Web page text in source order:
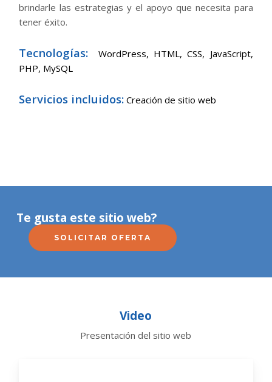
brindarle las estrategias y el apoyo que necesita para
tener éxito.
Tecnologías: WordPress, HTML, CSS, JavaScript,
PHP, MySQL
Servicios incluidos: Creación de sitio web
Te gusta este sitio web?
SOLICITAR OFERTA
Video
Presentación del sitio web